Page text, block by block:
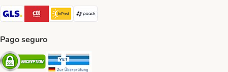
GLS Shipping Method
CTTExpress Shipping Method
InPost Shipping Method
Pago seguro
Security